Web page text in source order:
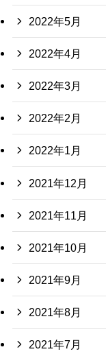
2022年5月
2022年4月
2022年3月
2022年2月
2022年1月
2021年12月
2021年11月
2021年10月
2021年9月
2021年8月
2021年7月